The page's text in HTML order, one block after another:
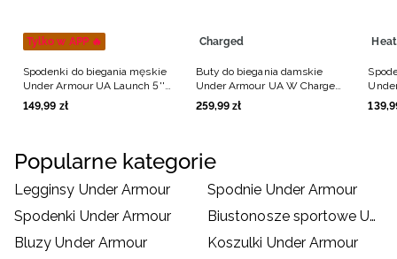
Tylko w APP 🔥
Spodenki do biegania męskie
Under Armour UA Launch 5''
Shorts - czarne
149,99 zł
Charged
Buty do biegania damskie
Under Armour UA W Charged
Surge 4 - białe
259,99 zł
Lng
139,
Popularne kategorie
Legginsy Under Armour
Spodnie Under Armour
Spodenki Under Armour
Biustonosze sportowe Under Armour
Bluzy Under Armour
Koszulki Under Armour